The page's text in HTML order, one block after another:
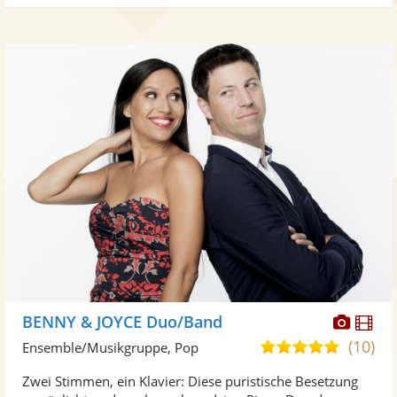
Fotos
BENNY & JOYCE Duo/Band
5,0
5
(10)
Ensemble/Musikgruppe, Pop
Zwei Stimmen, ein Klavier: Diese puristische Besetzung